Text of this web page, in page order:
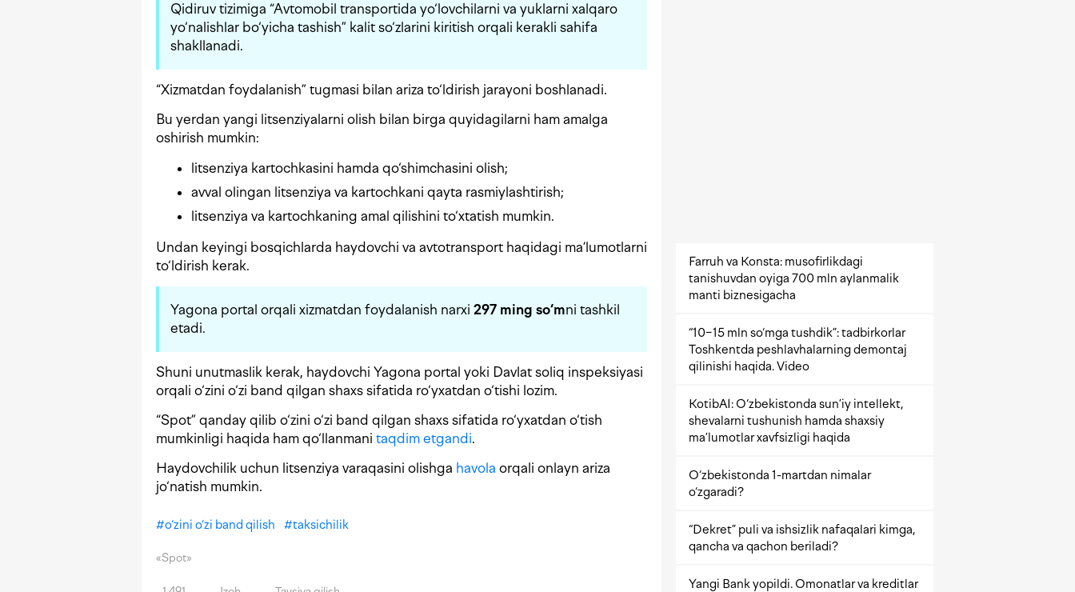
Qidiruv tizimiga “Avtomobil transportida yo‘lovchilarni va yuklarni xalqaro
yo‘nalishlar bo‘yicha tashish” kalit so‘zlarini kiritish orqali kerakli sahifa
shakllanadi.
“Xizmatdan foydalanish” tugmasi bilan ariza to‘ldirish jarayoni boshlanadi.
Bu yerdan yangi litsenziyalarni olish bilan birga quyidagilarni ham amalga
oshirish mumkin:
litsenziya kartochkasini hamda qo‘shimchasini olish;
avval olingan litsenziya va kartochkani qayta rasmiylashtirish;
litsenziya va kartochkaning amal qilishini to‘xtatish mumkin.
Undan keyingi bosqichlarda haydovchi va avtotransport haqidagi ma’lumotlarni
to‘ldirish kerak.
Yagona portal orqali xizmatdan foydalanish narxi 297 ming so‘mni tashkil
etadi.
Shuni unutmaslik kerak, haydovchi Yagona portal yoki Davlat soliq inspeksiyasi
orqali o‘zini o‘zi band qilgan shaxs sifatida ro‘yxatdan o‘tishi lozim.
“Spot” qanday qilib o‘zini o‘zi band qilgan shaxs sifatida ro‘yxatdan o‘tish
mumkinligi haqida ham qo‘llanmani taqdim etgandi.
Haydovchilik uchun litsenziya varaqasini olishga havola orqali onlayn ariza
jo‘natish mumkin.
#o‘zini o‘zi band qilish #taksichilik
«Spot»
Farruh va Konsta: musofirlikdagi
tanishuvdan oyiga 700 mln aylanmalik
manti biznesigacha
“10−15 mln so‘mga tushdik”: tadbirkorlar
Toshkentda peshlavhalarning demontaj
qilinishi haqida. Video
KotibAI: O‘zbekistonda sun’iy intellekt,
shevalarni tushunish hamda shaxsiy
ma’lumotlar xavfsizligi haqida
O‘zbekistonda 1-martdan nimalar
o‘zgaradi?
“Dekret” puli va ishsizlik nafaqalari kimga,
qancha va qachon beriladi?
Yangi Bank yopildi. Omonatlar va kreditlar